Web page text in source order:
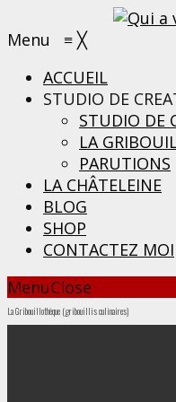
Menu ≡ ╳
ACCUEIL
STUDIO DE
STUDIO DE
LA
PARUTIONS
LA CHÂTELEINE
BLOG
SHOP
CONTACTEZ MOI
MenuClose
La Gribouillothèque (gribouillis culinaires)